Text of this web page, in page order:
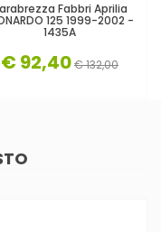
Fabbri Aprilia
125 1999-2002 -
1435A
€ 92,40€ 132,00